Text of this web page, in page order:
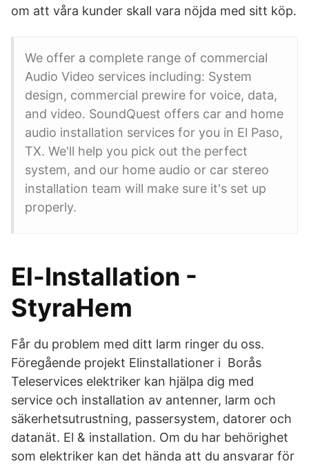
om att våra kunder skall vara nöjda med sitt köp.
We offer a complete range of commercial
Audio Video services including: System
design, commercial prewire for voice, data,
and video. SoundQuest offers car and home
audio installation services for you in El Paso,
TX. We'll help you pick out the perfect
system, and our home audio or car stereo
installation team will make sure it's set up
properly.
El-Installation -
StyraHem
Får du problem med ditt larm ringer du oss.
Föregående projekt Elinstallationer i Borås
Teleservices elektriker kan hjälpa dig med
service och installation av antenner, larm och
säkerhetsutrustning, passersystem, datorer och
datanät. El & installation. Om du har behörighet
som elektriker kan det hända att du ansvarar för